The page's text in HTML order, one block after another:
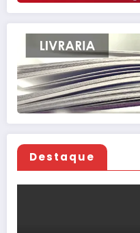
Destaque